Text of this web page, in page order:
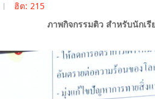
ฮิต: 215
ภาพกิจกรรมติว สำหรับนักเ